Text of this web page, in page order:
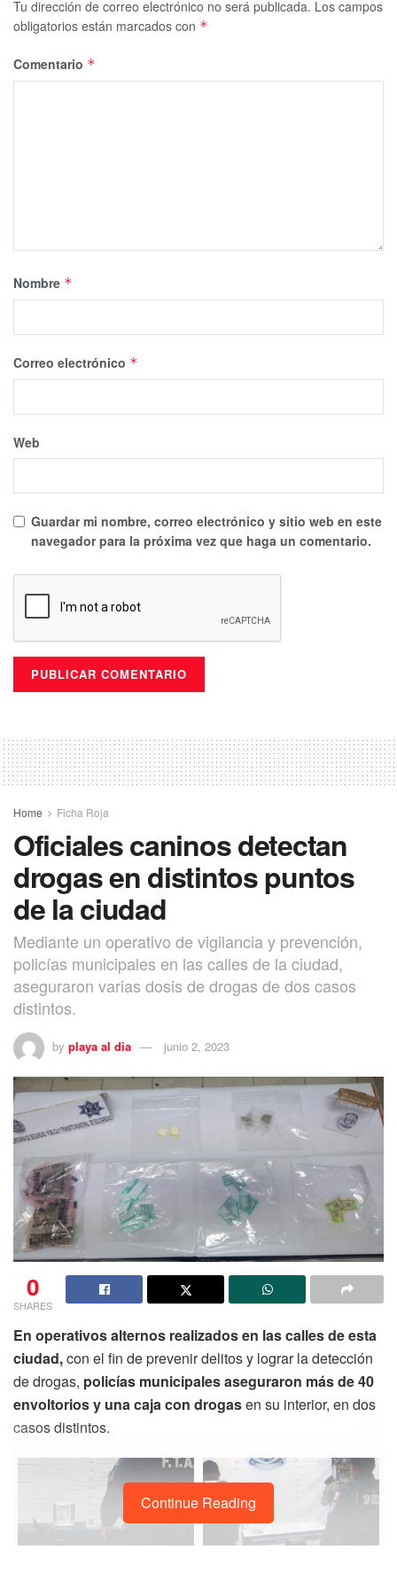
Tu dirección de correo electrónico no será publicada. Los campos
obligatorios están marcados con *
Comentario *
Nombre *
Correo electrónico *
Web
Guardar mi nombre, correo electrónico y sitio web en este
navegador para la próxima vez que haga un comentario.
Home Ficha Roja
Oficiales caninos detectan
drogas en distintos puntos
de la ciudad
Mediante un operativo de vigilancia y prevención,
policías municipales en las calles de la ciudad,
aseguraron varias dosis de drogas de dos casos
distintos.
by playa al dia junio 2, 2023
0
SHARES
En operativos alternos realizados en las calles de esta
ciudad,con el fin de prevenir delitos y lograr la detección
de drogas, policías municipales aseguraron más de 40
envoltorios y una caja con drogasen su interior, en dos
casos distintos.
Continue Reading